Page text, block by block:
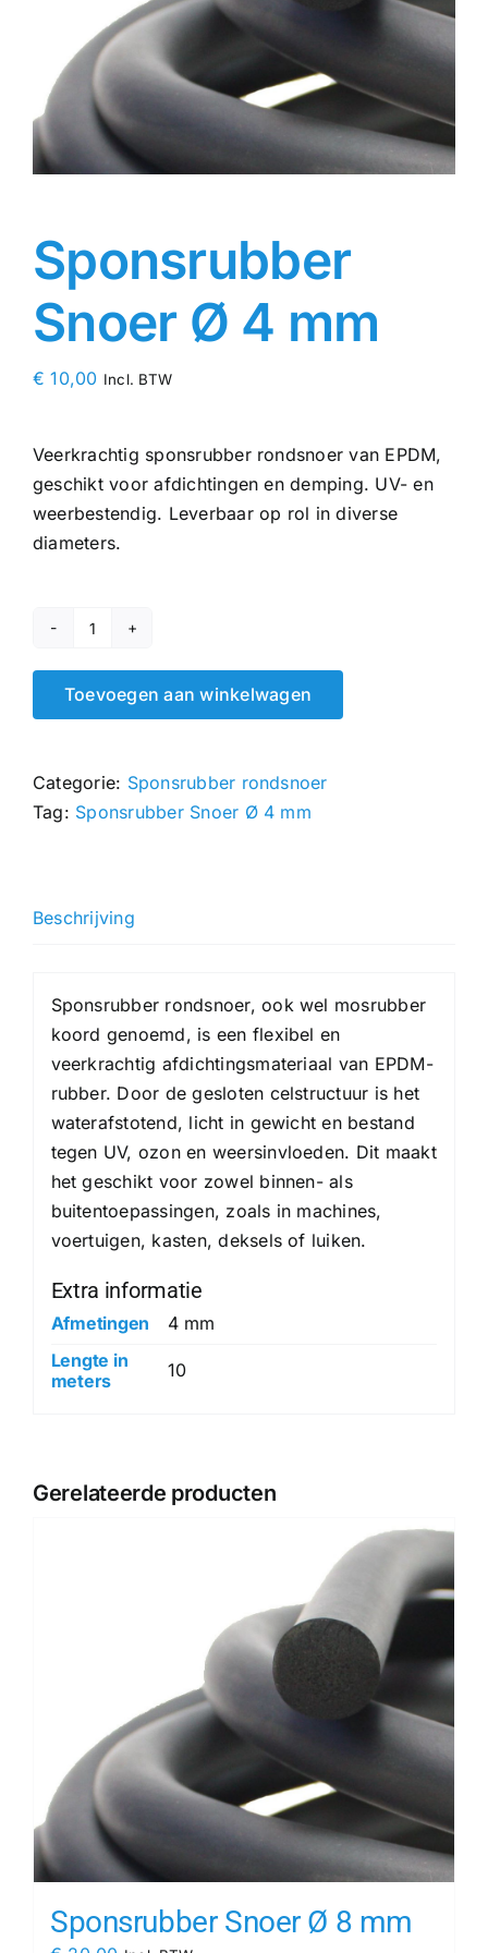
Contact
Rubbersoorten
Sponsrubber
Snoer Ø 4 mm
€ 10,00 Incl. BTW
Veerkrachtig sponsrubber rondsnoer van EPDM,
geschikt voor afdichtingen en demping. UV- en
weerbestendig. Leverbaar op rol in diverse
diameters.
Sponsrubber
Snoer
Ø
hoeveelheid
Toevoegen aan winkelwagen
Categorie: Sponsrubber rondsnoer
Tag: Sponsrubber Snoer Ø 4 mm
Beschrijving
Sponsrubber rondsnoer, ook wel mosrubber
koord genoemd, is een flexibel en
veerkrachtig afdichtingsmateriaal van EPDM-
rubber. Door de gesloten celstructuur is het
waterafstotend, licht in gewicht en bestand
tegen UV, ozon en weersinvloeden. Dit maakt
het geschikt voor zowel binnen- als
buitentoepassingen, zoals in machines,
voertuigen, kasten, deksels of luiken.
Extra informatie
Afmetingen
4 mm
Lengte in
meters
10
Gerelateerde producten
Sponsrubber Snoer Ø 8 mm